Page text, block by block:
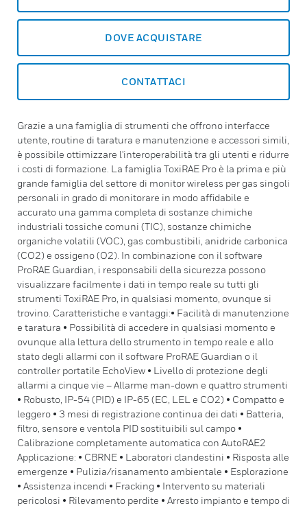
DOVE ACQUISTARE
CONTATTACI
Grazie a una famiglia di strumenti che offrono interfacce
utente, routine di taratura e manutenzione e accessori simili,
è possibile ottimizzare l'interoperabilità tra gli utenti e ridurre
i costi di formazione. La famiglia ToxiRAE Pro è la prima e più
grande famiglia del settore di monitor wireless per gas singoli
personali in grado di monitorare in modo affidabile e
accurato una gamma completa di sostanze chimiche
industriali tossiche comuni (TIC), sostanze chimiche
organiche volatili (VOC), gas combustibili, anidride carbonica
(CO2) e ossigeno (O2). In combinazione con il software
ProRAE Guardian, i responsabili della sicurezza possono
visualizzare facilmente i dati in tempo reale su tutti gli
strumenti ToxiRAE Pro, in qualsiasi momento, ovunque si
trovino. Caratteristiche e vantaggi:• Facilità di manutenzione
e taratura • Possibilità di accedere in qualsiasi momento e
ovunque alla lettura dello strumento in tempo reale e allo
stato degli allarmi con il software ProRAE Guardian o il
controller portatile EchoView • Livello di protezione degli
allarmi a cinque vie – Allarme man-down e quattro strumenti
• Robusto, IP-54 (PID) e IP-65 (EC, LEL e CO2) • Compatto e
leggero • 3 mesi di registrazione continua dei dati • Batteria,
filtro, sensore e ventola PID sostituibili sul campo •
Calibrazione completamente automatica con AutoRAE2
Applicazione: • CBRNE • Laboratori clandestini • Risposta alle
emergenze • Pulizia/risanamento ambientale • Esplorazione
• Assistenza incendi • Fracking • Intervento su materiali
pericolosi • Rilevamento perdite • Arresto impianto e tempo di